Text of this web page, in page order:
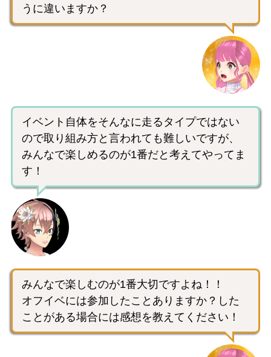
うに違いますか？
イベント自体をそんなに走るタイプではない
ので取り組み方と言われても難しいですが、
みんなで楽しめるのが1番だと考えてやってま
す！
みんなで楽しむのが1番大切ですよね！！
オフイベには参加したことありますか？した
ことがある場合には感想を教えてください！